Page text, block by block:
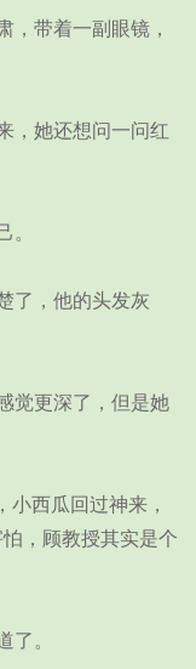
带着一副眼镜，
她还想问一问红
，他的头发灰
更深了，但是她
西瓜回过神来，
，顾教授其实是个
。